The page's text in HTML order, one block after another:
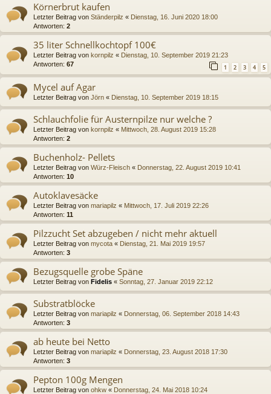
Körnerbrut kaufen
Letzter Beitrag von Ständerpilz « Dienstag, 16. Juni 2020 18:00
Antworten: 2
35 liter Schnellkochtopf 100€
Letzter Beitrag von kornpilz « Dienstag, 10. September 2019 21:23
Antworten: 67 1 2 3 4 5
Mycel auf Agar
Letzter Beitrag von Jörn « Dienstag, 10. September 2019 18:15
Schlauchfolie für Austernpilze nur welche ?
Letzter Beitrag von kornpilz « Mittwoch, 28. August 2019 15:28
Antworten: 2
Buchenholz- Pellets
Letzter Beitrag von Würz-Fleisch « Donnerstag, 22. August 2019 10:41
Antworten: 10
Autoklavesäcke
Letzter Beitrag von mariapilz « Mittwoch, 17. Juli 2019 22:26
Antworten: 11
Pilzzucht Set abzugeben / nicht mehr aktuell
Letzter Beitrag von mycota « Dienstag, 21. Mai 2019 19:57
Antworten: 3
Bezugsquelle grobe Späne
Letzter Beitrag von Fidelis « Sonntag, 27. Januar 2019 22:12
Substratblöcke
Letzter Beitrag von mariapilz « Donnerstag, 06. September 2018 14:43
Antworten: 3
ab heute bei Netto
Letzter Beitrag von mariapilz « Donnerstag, 23. August 2018 17:30
Antworten: 3
Pepton 100g Mengen
Letzter Beitrag von ohkw « Donnerstag, 24. Mai 2018 10:24